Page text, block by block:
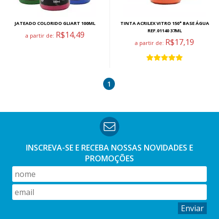
JATEADO COLORIDO GLIART 100ML
a partir de: R$14,49
TINTA ACRILEX VITRO 150° BASE ÁGUA
REF.01140 37ML
a partir de: R$17,19
1
INSCREVA-SE E RECEBA NOSSAS NOVIDADES E
PROMOÇÕES
Enviar